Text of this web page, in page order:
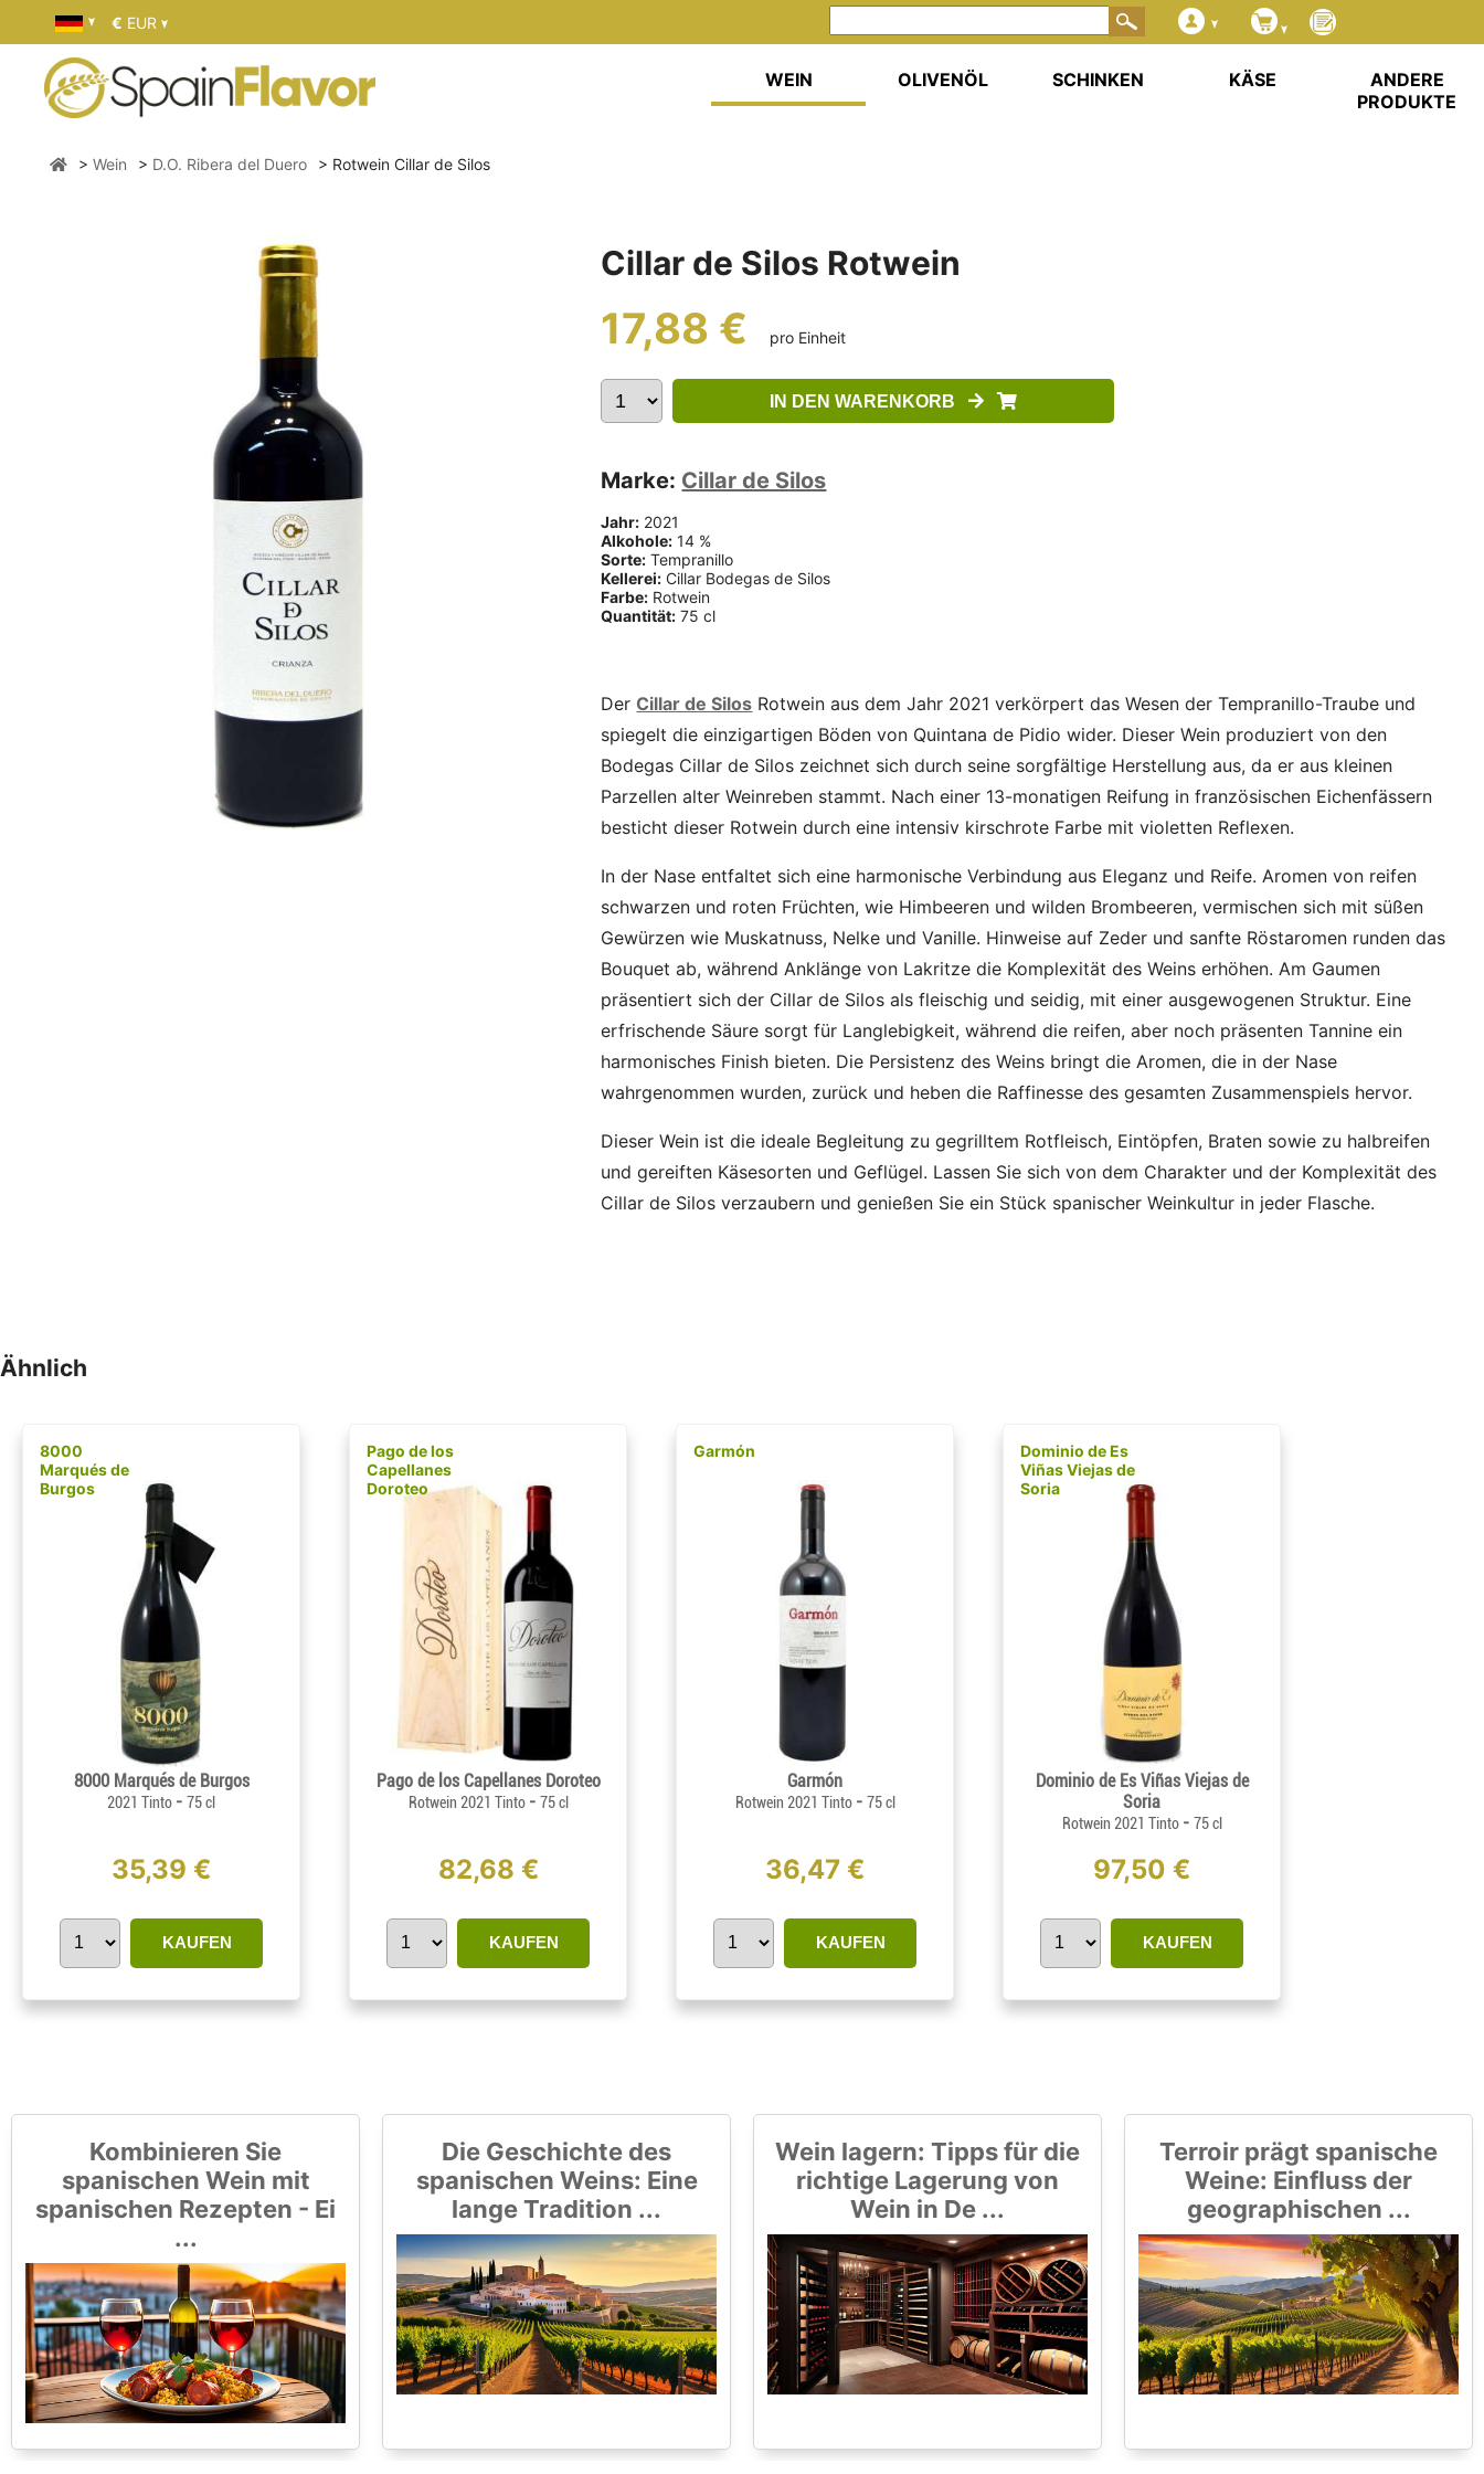
Cillar de Silos Rotwein
17,88 € pro Einheit
IN DEN WARENKORB
Marke: Cillar de Silos
Jahr: 2021
Alkohole: 14 %
Sorte: Tempranillo
Kellerei: Cillar Bodegas de Silos
Farbe: Rotwein
Quantität: 75 cl
Der Cillar de Silos Rotwein aus dem Jahr 2021 verkörpert das Wesen der Tempranillo-Traube und
spiegelt die einzigartigen Böden von Quintana de Pidio wider. Dieser Wein produziert von den
Bodegas Cillar de Silos zeichnet sich durch seine sorgfältige Herstellung aus, da er aus kleinen
Parzellen alter Weinreben stammt. Nach einer 13-monatigen Reifung in französischen Eichenfässern
besticht dieser Rotwein durch eine intensiv kirschrote Farbe mit violetten Reflexen.
In der Nase entfaltet sich eine harmonische Verbindung aus Eleganz und Reife. Aromen von reifen
schwarzen und roten Früchten, wie Himbeeren und wilden Brombeeren, vermischen sich mit süßen
Gewürzen wie Muskatnuss, Nelke und Vanille. Hinweise auf Zeder und sanfte Röstaromen runden das
Bouquet ab, während Anklänge von Lakritze die Komplexität des Weins erhöhen. Am Gaumen
präsentiert sich der Cillar de Silos als fleischig und seidig, mit einer ausgewogenen Struktur. Eine
erfrischende Säure sorgt für Langlebigkeit, während die reifen, aber noch präsenten Tannine ein
harmonisches Finish bieten. Die Persistenz des Weins bringt die Aromen, die in der Nase
wahrgenommen wurden, zurück und heben die Raffinesse des gesamten Zusammenspiels hervor.
Dieser Wein ist die ideale Begleitung zu gegrilltem Rotfleisch, Eintöpfen, Braten sowie zu halbreifen
und gereiften Käsesorten und Geflügel. Lassen Sie sich von dem Charakter und der Komplexität des
Cillar de Silos verzaubern und genießen Sie ein Stück spanischer Weinkultur in jeder Flasche.
Ähnlich
8000
Marqués de
Burgos
8000 Marqués de Burgos
2021 Tinto - 75 cl
35,39 €
KAUFEN
Pago de los
Capellanes
Doroteo
Pago de los Capellanes Doroteo
Rotwein 2021 Tinto - 75 cl
82,68 €
KAUFEN
Garmón
Garmón
Rotwein 2021 Tinto - 75 cl
36,47 €
KAUFEN
Dominio de Es
Viñas Viejas de
Soria
Dominio de Es Viñas Viejas de
Soria
Rotwein 2021 Tinto - 75 cl
97,50 €
KAUFEN
Kombinieren Sie
spanischen Wein mit
spanischen Rezepten - Ei
...
Die Geschichte des
spanischen Weins: Eine
lange Tradition ...
Wein lagern: Tipps für die
richtige Lagerung von
Wein in De ...
Terroir prägt spanische
Weine: Einfluss der
geographischen ...
€ EUR
WEIN OLIVENÖL SCHINKEN KÄSE
ANDERE
PRODUKTE
Wein D.O. Ribera del Duero Rotwein Cillar de Silos